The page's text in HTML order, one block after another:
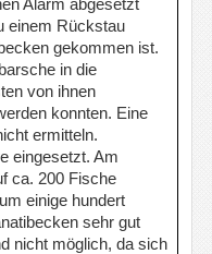
Alarm abgesetzt
einem Rückstau
gekommen ist.
in die
von ihnen
konnten. Eine
ermitteln.
eingesetzt. Am
ca. 200 Fische
einige hundert
sehr gut
nicht möglich, da sich